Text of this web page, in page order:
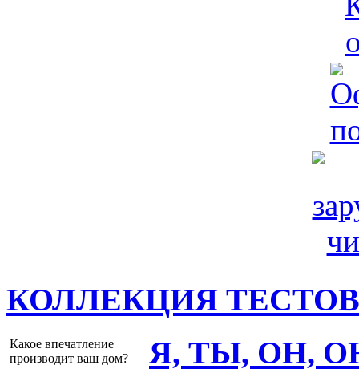
КОЛЛЕКЦИЯ ТЕСТОВ
Какое впечатление
производит ваш дом?
Я, ТЫ, ОН,